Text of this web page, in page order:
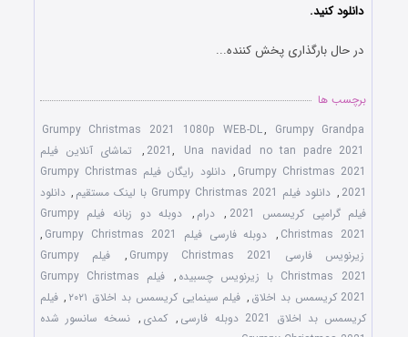
دانلود کنید.
در حال بارگذاری پخش کننده...
برچسب ها
Grumpy Christmas 2021 1080p WEB-DL, Grumpy Grandpa
2021, Una navidad no tan padre 2021
,
تماشای آنلاین فیلم
Grumpy Christmas 2021
,
دانلود رایگان فیلم Grumpy Christmas
2021
, دانلود فیلم Grumpy Christmas 2021 با لینک مستقیم , دانلود
فیلم گرامپی کریسمس 2021
, درام ,
دوبله دو زبانه فیلم Grumpy
Christmas 2021
, دوبله فارسی فیلم Grumpy Christmas 2021
,
زیرنویس فارسی Grumpy Christmas 2021
,
فیلم Grumpy
Christmas 2021 با زیرنویس چسبیده
,
فیلم Grumpy Christmas
2021 کریسمس بد اخلاق
, فیلم سینمایی کریسمس بد اخلاق ۲۰۲۱ , فیلم
کریسمس بد اخلاق 2021 دوبله فارسی
, کمدی , نسخه سانسور شده